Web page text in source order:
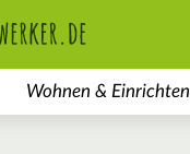
Wohnen & Einrichten